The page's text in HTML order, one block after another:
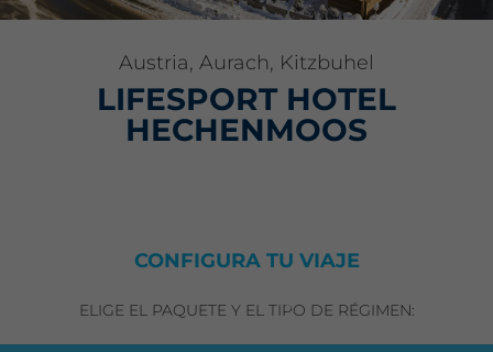
Austria, Aurach, Kitzbuhel
LIFESPORT HOTEL
HECHENMOOS
CONFIGURA TU VIAJE
ELIGE EL PAQUETE Y EL TIPO DE RÉGIMEN: